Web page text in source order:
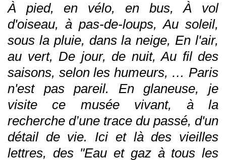
À pied, en vélo, en bus, À vol
d'oiseau, à pas-de-loups, Au soleil,
sous la pluie, dans la neige, En l'air,
au vert, De jour, de nuit, Au fil des
saisons, selon les humeurs, … Paris
n'est pas pareil. En glaneuse, je
visite ce musée vivant, à la
recherche d’une trace du passé, d'un
détail de vie. Ici et là des vieilles
lettres, des "Eau et gaz à tous les